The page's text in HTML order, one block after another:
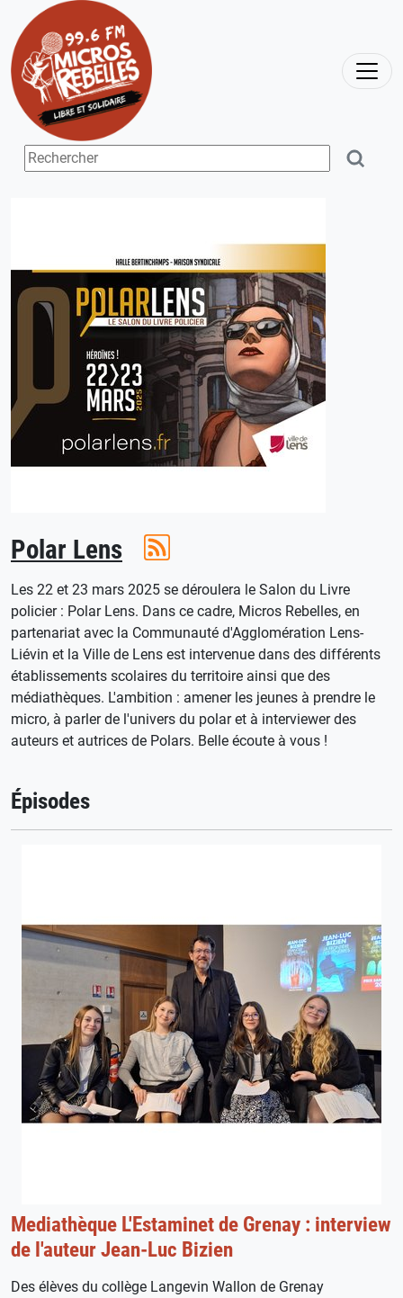
Polar Lens
Les 22 et 23 mars 2025 se déroulera le Salon du Livre
policier : Polar Lens. Dans ce cadre, Micros Rebelles, en
partenariat avec la Communauté d'Agglomération Lens-
Liévin et la Ville de Lens est intervenue dans des différents
établissements scolaires du territoire ainsi que des
médiathèques. L'ambition : amener les jeunes à prendre le
micro, à parler de l'univers du polar et à interviewer des
auteurs et autrices de Polars. Belle écoute à vous !
Épisodes
Mediathèque L'Estaminet de Grenay : interview
de l'auteur Jean-Luc Bizien
Des élèves du collège Langevin Wallon de Grenay